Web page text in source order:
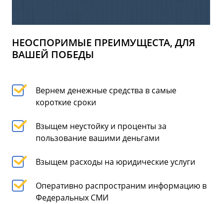
НЕОСПОРИМЫЕ ПРЕИМУЩЕСТА, ДЛЯ
ВАШЕЙ ПОБЕДЫ
Вернем денежные средства в самые
короткие сроки
Взыщем неустойку и проценты за
пользование вашими деньгами
Взыщем расходы на юридические услуги
Оперативно распространим информацию в
Федеральных СМИ